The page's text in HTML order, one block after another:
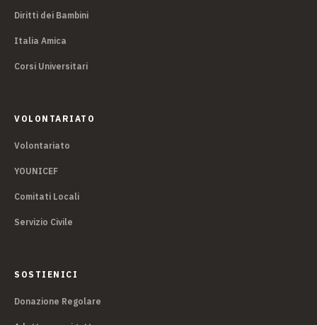
Diritti dei Bambini
Italia Amica
Corsi Universitari
VOLONTARIATO
Volontariato
YOUNICEF
Comitati Locali
Servizio Civile
SOSTIENICI
Donazione Regolare